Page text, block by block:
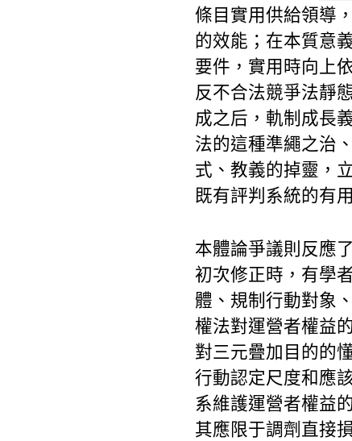
條目實用供給領導
的效能；在本質意
要件，實用時向上
反不合法競爭法靜
成之后，軌制成長
法的這種準繩之治
式、教義的掉靈，
既有評判系統的有
本體論爭議則反應
初次修正時，有學
體、規制行動對象
權法對運營者權益
對三元疊加目的的
行動認定尺度和應
系維護運營者權益
其應限于調劑直接